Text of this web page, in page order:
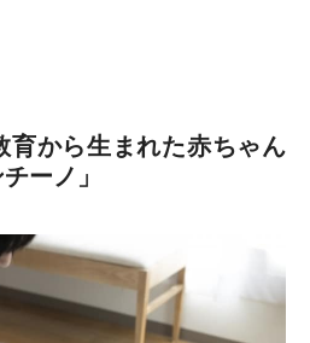
育から生まれた赤ちゃん
ーノ」